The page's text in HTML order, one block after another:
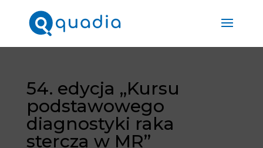
54. edycja „Kursu
podstawowego
diagnostyki raka
stercza w MR”